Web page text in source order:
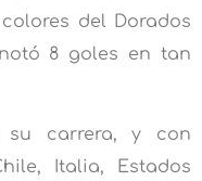
del Dorados
8 goles en tan
su carrera, y con
Italia, Estados